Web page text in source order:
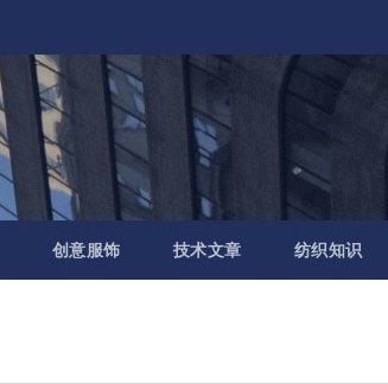
创意服饰 技术文章 纺织知识